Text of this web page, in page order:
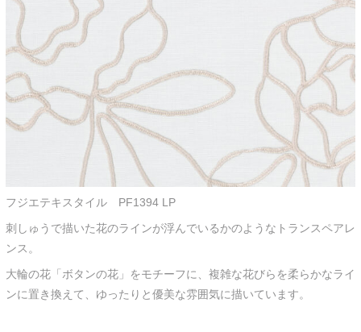
フジエテキスタイル PF1394 LP
刺しゅうで描いた花のラインが浮んでいるかのようなトランスペアレ
ンス。
大輪の花「ボタンの花」をモチーフに、複雑な花びらを柔らかなライ
ンに置き換えて、ゆったりと優美な雰囲気に描いています。